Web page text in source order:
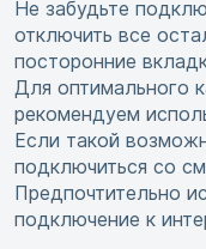
Не забудьте
отключить все
посторонние
Для оптимального
рекомендуем
Если такой
подключиться со
Предпочтительно
подключение к